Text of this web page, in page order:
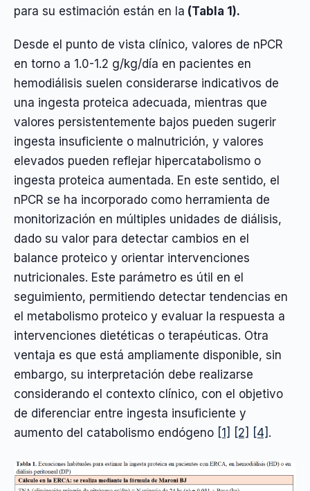
para su estimación están en la (Tabla 1).
Desde el punto de vista clínico, valores de nPCR
en torno a 1.0-1.2 g/kg/día en pacientes en
hemodiálisis suelen considerarse indicativos de
una ingesta proteica adecuada, mientras que
valores persistentemente bajos pueden sugerir
ingesta insuficiente o malnutrición, y valores
elevados pueden reflejar hipercatabolismo o
ingesta proteica aumentada. En este sentido, el
nPCR se ha incorporado como herramienta de
monitorización en múltiples unidades de diálisis,
dado su valor para detectar cambios en el
balance proteico y orientar intervenciones
nutricionales. Este parámetro es útil en el
seguimiento, permitiendo detectar tendencias en
el metabolismo proteico y evaluar la respuesta a
intervenciones dietéticas o terapéuticas. Otra
ventaja es que está ampliamente disponible, sin
embargo, su interpretación debe realizarse
considerando el contexto clínico, con el objetivo
de diferenciar entre ingesta insuficiente y
aumento del catabolismo endógeno [1] [2] [4] .